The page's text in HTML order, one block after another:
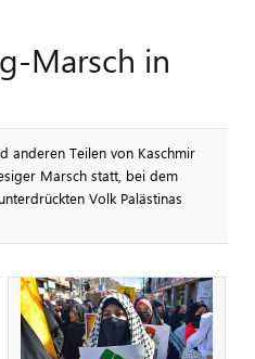
Marsch in
anderen Teilen von Kaschmir
Marsch statt, bei dem
Volk Palästinas